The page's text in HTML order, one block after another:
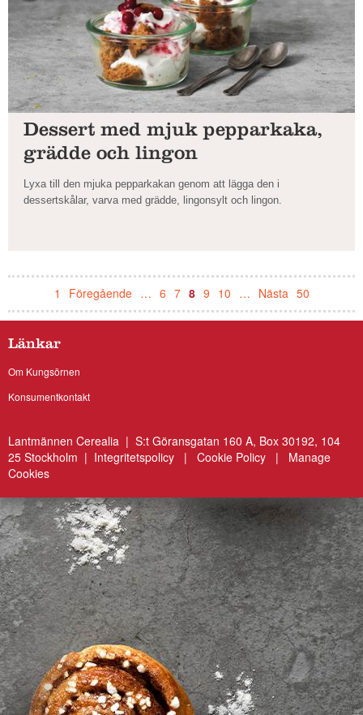
Dessert med mjuk pepparkaka,
grädde och lingon
Lyxa till den mjuka pepparkakan genom att lägga den i
dessertskålar, varva med grädde, lingonsylt och lingon.
1 Föregående … 6 7 8 9 10 … Nästa 50
Länkar
Om Kungsörnen
Konsumentkontakt
Lantmännen Cerealia | S:t Göransgatan 160 A, Box 30192, 104
25 Stockholm | Integritetspolicy | Cookie Policy | Manage
Cookies